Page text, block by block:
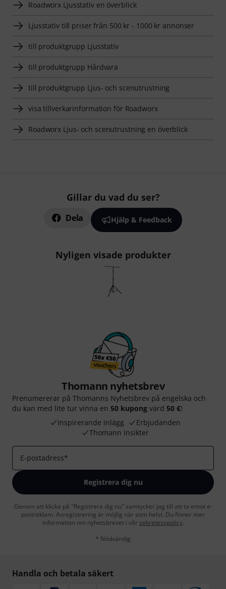
Roadworx Ljusstativ en överblick
Ljusstativ till priser från 500 kr - 1000 kr annonser
till produktgrupp Ljusstativ
till produktgrupp Hårdvara
till produktgrupp Ljus- och scenutrustning
visa tillverkarinformation för Roadworx
Roadworx Ljus- och scenutrustning en överblick
Gillar du vad du ser?
Dela Hjälp & Feedback
Nyligen visade produkter
Thomann nyhetsbrev
Prenumererar på Thomanns Nyhetsbrev på engelska och
du kan med lite tur vinna en 50 kupong värd 50 €!
Inspirerande inlägg
Erbjudanden
Thomann Insikter
E-postadress*
Registrera dig nu
Genom att klicka på "Registrera dig nu" samtycker jag till att ta emot e-
postreklam. Avregistrering är möjlig när som helst. Du finner mer
information om nyhetsbrevet i vår sekretesspolicy.
* Nödvändig
Handla och betala säkert